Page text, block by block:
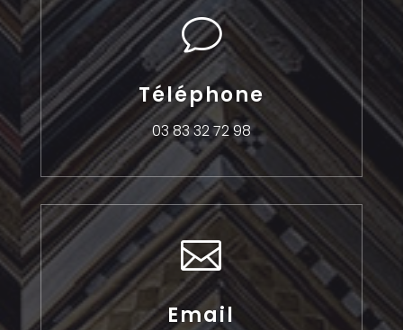
v
Téléphone
03 83 32 72 98

Email